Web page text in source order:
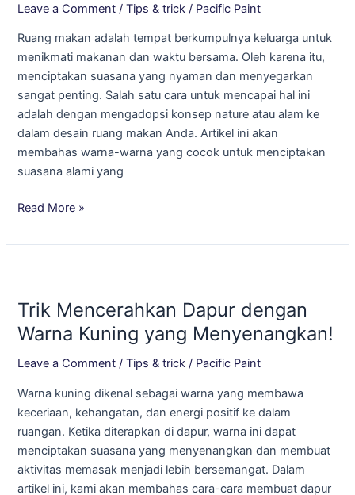
Leave a Comment /Tips & trick / Pacific Paint
Ruang makan adalah tempat berkumpulnya keluarga untuk
menikmati makanan dan waktu bersama. Oleh karena itu,
menciptakan suasana yang nyaman dan menyegarkan
sangat penting. Salah satu cara untuk mencapai hal ini
adalah dengan mengadopsi konsep nature atau alam ke
dalam desain ruang makan Anda. Artikel ini akan
membahas warna-warna yang cocok untuk menciptakan
suasana alami yang
untuk
Ruang
Makan
Anda!
Read More »
Trik Mencerahkan Dapur dengan
Warna Kuning yang Menyenangkan!
Leave a Comment /Tips & trick / Pacific Paint
Warna kuning dikenal sebagai warna yang membawa
keceriaan, kehangatan, dan energi positif ke dalam
ruangan. Ketika diterapkan di dapur, warna ini dapat
menciptakan suasana yang menyenangkan dan membuat
aktivitas memasak menjadi lebih bersemangat. Dalam
artikel ini, kami akan membahas cara-cara membuat dapur
Dapur
dengan
Kuning
Menyenangkan!